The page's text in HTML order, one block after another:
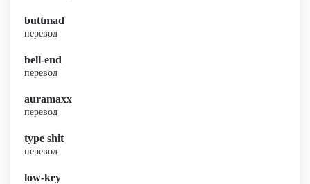
buttmad
перевод
bell-end
перевод
auramaxx
перевод
type shit
перевод
low-key